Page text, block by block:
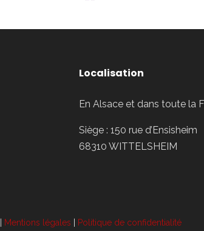
Localisation
En Alsace et dans toute la
Siège : 150 rue d’Ensisheim
68310 WITTELSHEIM
Mentions légales Politique de confidentialité